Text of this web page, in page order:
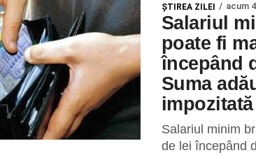
ŞTIREA ZILEI acum
Salariul
poate fi
începând
Suma
impozitată
Salariul minim
de lei începând